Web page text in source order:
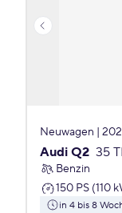
Neuwagen |
Audi Q2 35
Benzin
150 PS (110
in 4 bis 8